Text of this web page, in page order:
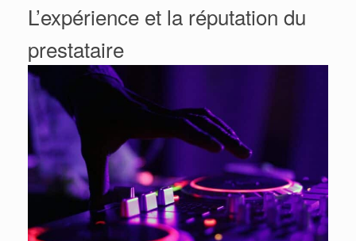
L’expérience et la réputation du
prestataire